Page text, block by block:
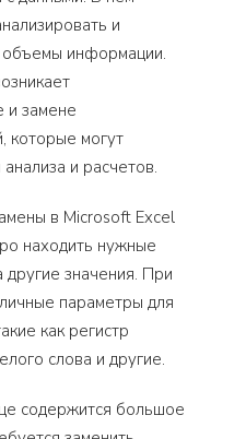
и
информации.
и замене
которые могут
и расчетов.
в Microsoft Excel
находить нужные
значения. При
параметры для
как регистр
слова и другие.
содержится большое